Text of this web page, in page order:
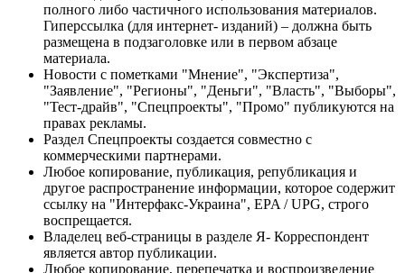
полного либо частичного использования материалов.
Гиперссылка (для интернет- изданий) – должна быть
размещена в подзаголовке или в первом абзаце
материала.
Новости с пометками "Мнение", "Экспертиза",
"Заявление", "Регионы", "Деньги", "Власть", "Выборы",
"Тест-драйв", "Спецпроекты", "Промо" публикуются на
правах рекламы.
Раздел Спецпроекты создается совместно с
коммерческими партнерами.
Любое копирование, публикация, републикация и
другое распространение информации, которое содержит
ссылку на "Интерфакс-Украина", EPA / UPG, строго
воспрещается.
Владелец веб-страницы в разделе Я- Корреспондент
является автор публикации.
Любое копирование, перепечатка и воспроизведение